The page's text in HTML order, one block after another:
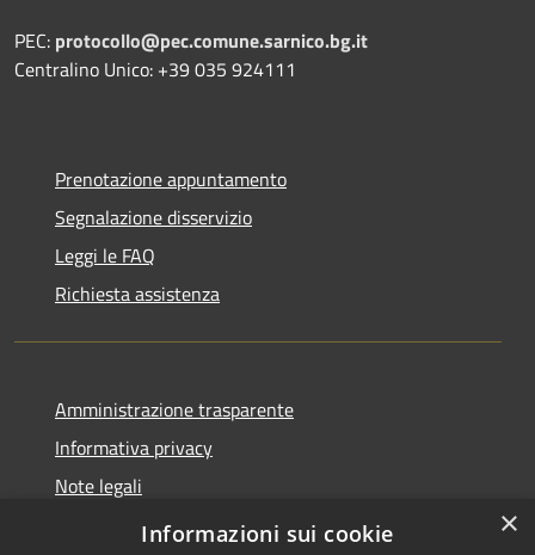
PEC: protocollo@pec.comune.sarnico.bg.it
Centralino Unico: +39 035 924111
Prenotazione appuntamento
Segnalazione disservizio
Leggi le FAQ
Richiesta assistenza
Amministrazione trasparente
Informativa privacy
Note legali
Dichiarazione di accessibilità
×
Informazioni sui cookie